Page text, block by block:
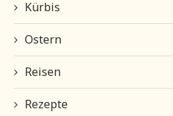
Kürbis
Ostern
Reisen
Rezepte